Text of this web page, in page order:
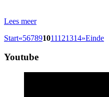
Lees meer
Start«567891011121314»Einde
Youtube